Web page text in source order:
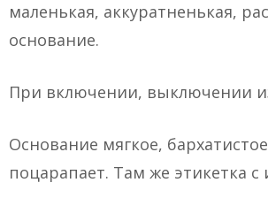
маленькая, аккуратненькая,
основание.
При включении, выключении
Основание мягкое,
поцарапает. Там же этикетка